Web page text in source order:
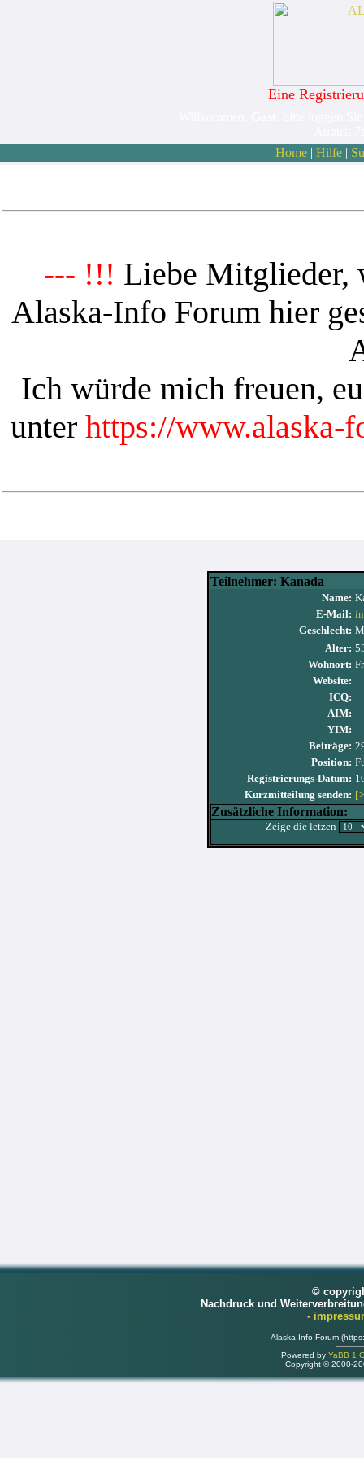
Eine
Home| Hilfe|
--- !!! Liebe Mitglieder,
Alaska-Info Forum hier
Ich würde mich freuen,
unter https://www.alaska-
Teilnehmer: Kanada
Name:
E-Mail:
Geschlecht:
Alter:
Wohnort:
Website:
ICQ:
AIM:
YIM:
Beiträge:
Position:
Registrierungs-Datum:
Kurzmitteilung senden:
Zusätzliche Information:
Zeige die letzen
©
Nachdruck und
-
Alaska-Info Forum
Powered by YaBB 1
Copyright © 2000-